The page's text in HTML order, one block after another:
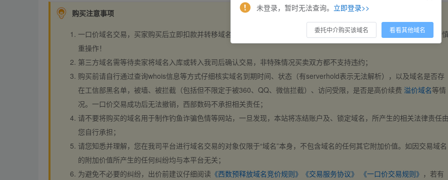
购买注意事项
一口价域名交易，买家购买后立即扣款并转移域名，交易自动完成。买卖双方都不支持违约，一旦出价不支持撤销，请
重操作！
第三方域名需等待卖家将域名入库或转入我司后确认交易，非特殊情况买卖双方都不支持违约；
购买前请自行通过查询whois信息等方式仔细核实域名到期时间、状态（有serverhold表示无法解析），以及域名是否存
在工信部黑名单，被墙、被拦截（包括但不限定于被360、QQ、微信拦截）、访问受限，是否是高价续费 溢价域名等情
况。一口价交易成功后无法撤销，西部数码不承担相关责任；
请不要将购买的域名用于制作钓鱼诈骗色情等网站，一旦发现，本站将冻结账户及、锁定域名，所产生的相关法律责任
您自行承担；
请您知悉并理解，您在我司平台进行域名交易的对象仅限于“域名”本身，不包含域名的任何其它附加价值。如因交易域名
的附加价值所产生的任何纠纷均与本平台无关；
为避免不必要的纠纷，出价前建议仔细阅读 《西数预释放域名竞价规则》 《交易服务协议》 《一口价交易规则》 ，若有
未登录，暂时无法查询。 立即登录>>
委托中介购买该域名 看看其他域名